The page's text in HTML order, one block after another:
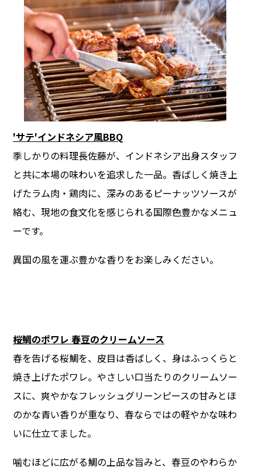
'サテ'インドネシア風BBQ
季しかりの料理長佐藤が、インドネシア出身スタッフ
と共に本場の味わいを追求した一品。香ばしく焼き上
げたラム肉・鶏肉に、深みのあるピーナッツソースが
絡む、現地の食文化を感じられる国際色豊かなメニュ
ーです。
異国の風を運ぶ豊かな香りをお楽しみください。
桜鯛のポワレ 春豆のクリームソース
春を告げる桜鯛を、皮目は香ばしく、身はふっくらと
焼き上げたポワレ。やさしい口当たりのクリームソー
スに、爽やかなフレッシュグリーンピースの甘みとほ
のかな青い香りが重なり、春ならではの軽やかな味わ
いに仕立てました。
噛むほどに広がる鯛の上品な旨みと、春豆のやわらか